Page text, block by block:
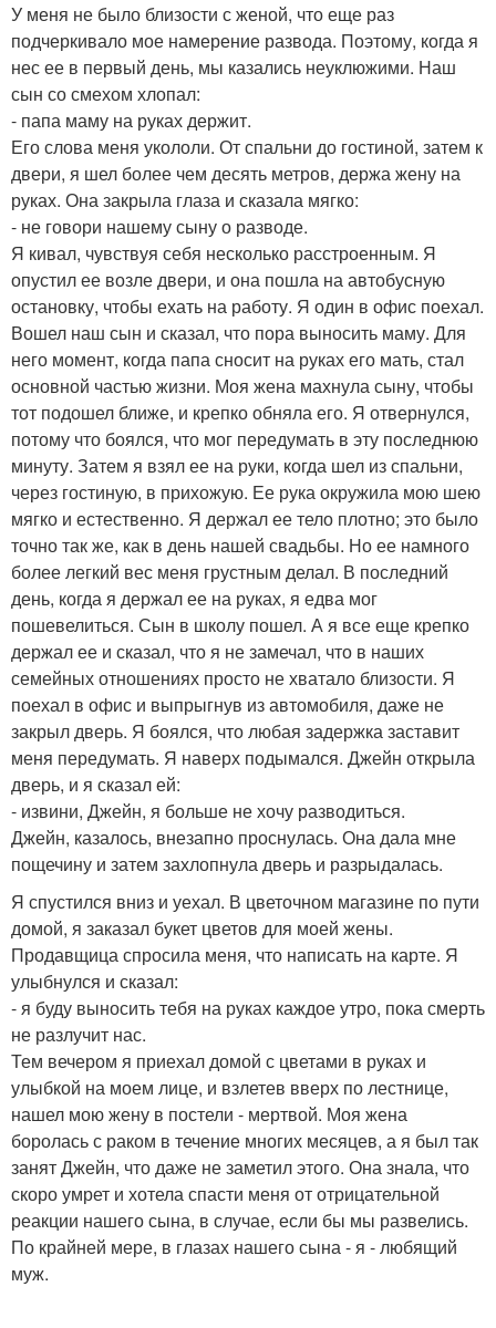
У меня не было близости с женой, что еще раз
подчеркивало мое намерение развода. Поэтому, когда я
нес ее в первый день, мы казались неуклюжими. Наш
сын со смехом хлопал:
- папа маму на руках держит.
Его слова меня укололи. От спальни до гостиной, затем к
двери, я шел более чем десять метров, держа жену на
руках. Она закрыла глаза и сказала мягко:
- не говори нашему сыну о разводе.
Я кивал, чувствуя себя несколько расстроенным. Я
опустил ее возле двери, и она пошла на автобусную
остановку, чтобы ехать на работу. Я один в офис поехал.
Вошел наш сын и сказал, что пора выносить маму. Для
него момент, когда папа сносит на руках его мать, стал
основной частью жизни. Моя жена махнула сыну, чтобы
тот подошел ближе, и крепко обняла его. Я отвернулся,
потому что боялся, что мог передумать в эту последнюю
минуту. Затем я взял ее на руки, когда шел из спальни,
через гостиную, в прихожую. Ее рука окружила мою шею
мягко и естественно. Я держал ее тело плотно; это было
точно так же, как в день нашей свадьбы. Но ее намного
более легкий вес меня грустным делал. В последний
день, когда я держал ее на руках, я едва мог
пошевелиться. Сын в школу пошел. А я все еще крепко
держал ее и сказал, что я не замечал, что в наших
семейных отношениях просто не хватало близости. Я
поехал в офис и выпрыгнув из автомобиля, даже не
закрыл дверь. Я боялся, что любая задержка заставит
меня передумать. Я наверх подымался. Джейн открыла
дверь, и я сказал ей:
- извини, Джейн, я больше не хочу разводиться.
Джейн, казалось, внезапно проснулась. Она дала мне
пощечину и затем захлопнула дверь и разрыдалась.
Я спустился вниз и уехал. В цветочном магазине по пути
домой, я заказал букет цветов для моей жены.
Продавщица спросила меня, что написать на карте. Я
улыбнулся и сказал:
- я буду выносить тебя на руках каждое утро, пока смерть
не разлучит нас.
Тем вечером я приехал домой с цветами в руках и
улыбкой на моем лице, и взлетев вверх по лестнице,
нашел мою жену в постели - мертвой. Моя жена
боролась с раком в течение многих месяцев, а я был так
занят Джейн, что даже не заметил этого. Она знала, что
скоро умрет и хотела спасти меня от отрицательной
реакции нашего сына, в случае, если бы мы развелись.
По крайней мере, в глазах нашего сына - я - любящий
муж.